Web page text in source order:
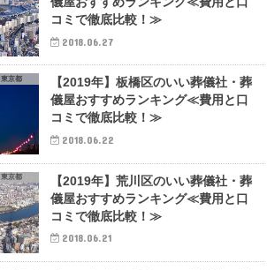
コミで徹底比較！≫
2018.06.27
東京都
【2019年】板橋区のいい葬儀社・葬
儀屋おすすめランキング≪費用と口
コミで徹底比較！≫
2018.06.22
東京都
【2019年】荒川区のいい葬儀社・葬
儀屋おすすめランキング≪費用と口
コミで徹底比較！≫
2018.06.21